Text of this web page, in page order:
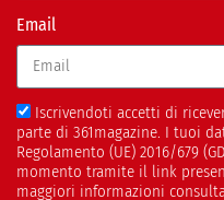
Email
Iscrivendoti accetti di
parte di 361magazine. I tuoi
Regolamento (UE) 2016/679
momento tramite il link
maggiori informazioni